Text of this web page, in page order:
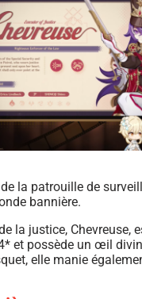
la patrouille de
bannière.
la justice, Chevreuse,
et possède un œil divin
elle manie